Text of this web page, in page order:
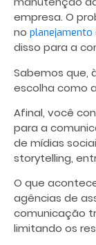
empresa. O
no planejamento
disso para a
Sabemos que,
escolha como
Afinal, você
para a
de mídias
storytelling,
O que
agências de
comunicação
limitando os